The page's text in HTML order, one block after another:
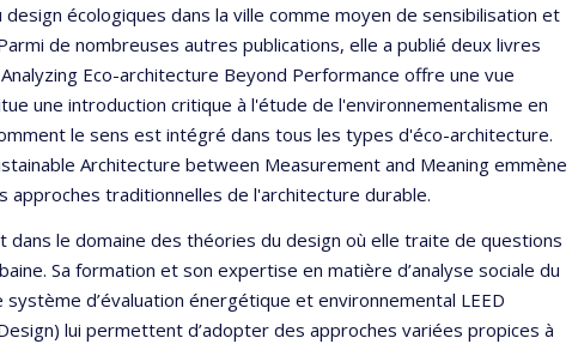
écologiques dans la ville comme moyen de sensibilisation et
de nombreuses autres publications, elle a publié deux livres
Eco-architecture Beyond Performance offre une vue
une introduction critique à l'étude de l'environnementalisme en
le sens est intégré dans tous les types d'éco-architecture.
Architecture between Measurement and Meaning emmène
approches traditionnelles de l'architecture durable.
dans le domaine des théories du design où elle traite de questions
Sa formation et son expertise en matière d’analyse sociale du
d’évaluation énergétique et environnemental LEED
lui permettent d’adopter des approches variées propices à